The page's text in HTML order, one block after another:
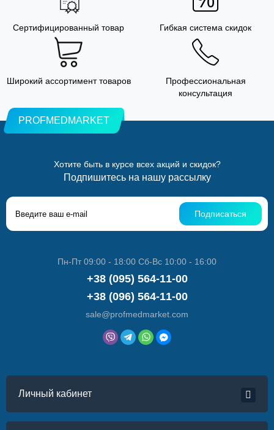
Сертифицированный товар Гибкая система скидок
Широкий ассортимент товаров
Профессиональная
консультация
PROFMEDMARKET
Хотите быть в курсе всех акций и скидок?
Подпишитесь на нашу рассылку
Подписаться
Пн-Пт 09:00 - 18:00 Сб-Вс 10:00 - 16:00
+38 (095) 564-11-00
+38 (096) 564-11-00
sale@profmedmarket.com
Личный кабинет